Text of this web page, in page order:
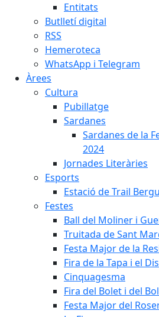
Entitats
Butlletí digital
RSS
Hemeroteca
WhatsApp i Telegram
Àrees
Cultura
Pubillatge
Sardanes
Sardanes de la
2024
Jornades Literàries
Esports
Estació de Trail
Festes
Ball del Moliner i
Truitada de Sant
Festa Major de la
Fira de la Tapa i el
Cinquagesma
Fira del Bolet i del
Festa Major del